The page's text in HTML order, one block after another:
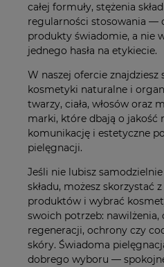
całej formuły, stężenia
regularności stosowania —
produkty świadomie, a nie
jednego hasła na etykiecie.
W naszej ofercie znajdziesz
kosmetyki naturalne i
twarzy, ciała, włosów oraz
marki, które dbają o jakość
komunikację i estetyczne
pielęgnacji.
Jeśli nie lubisz
składu, możesz skorzystać
produktów i wybrać
swoich potrzeb: nawilżenia,
regeneracji, ochrony czy
skóry. Świadoma
dobrego wyboru —